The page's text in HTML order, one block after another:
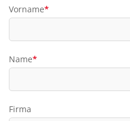
Vorname*
Name*
Firma